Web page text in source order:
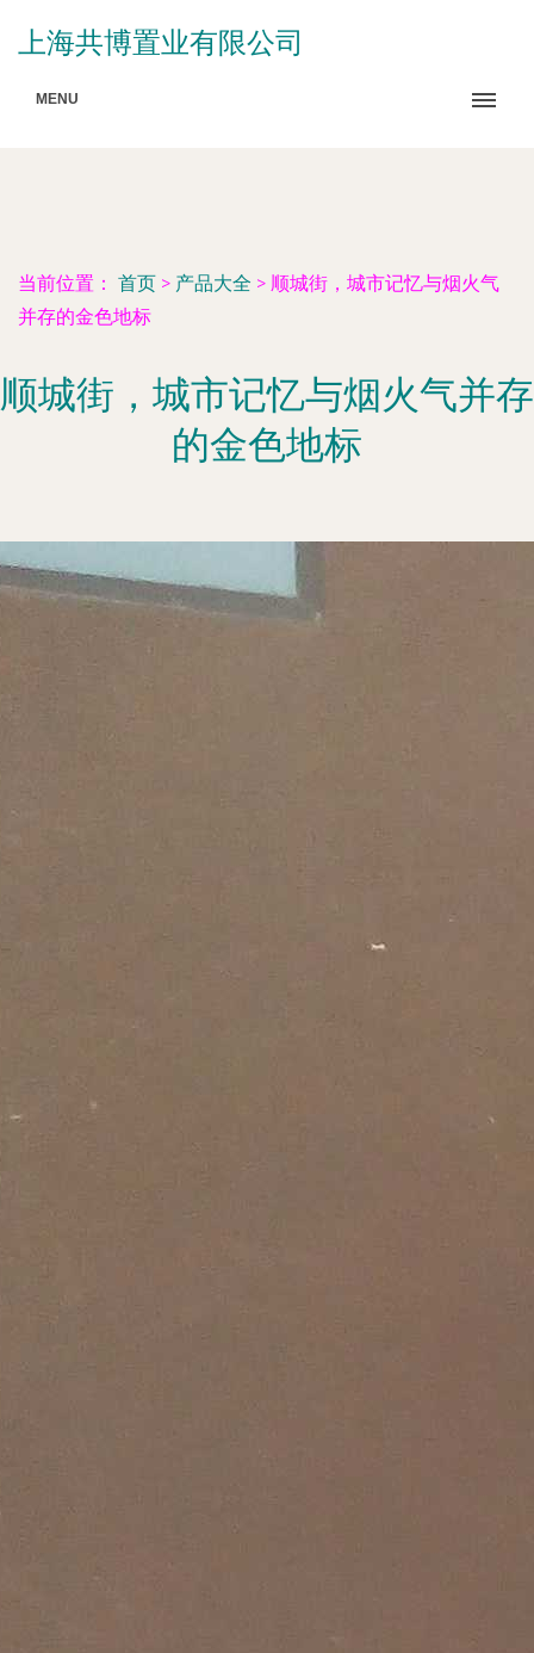
上海共博置业有限公司
MENU
当前位置： 首页 > 产品大全 > 顺城街，城市记忆与烟火气
并存的金色地标
顺城街，城市记忆与烟火气并存
的金色地标